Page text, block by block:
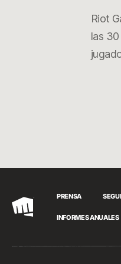
Riot
las
Riot
PRENSA
INFORMES ANUALES